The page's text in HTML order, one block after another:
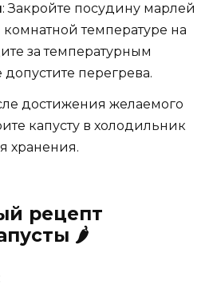
: Закройте посудину марлей
комнатной температуре на
за температурным
перегрева.
достижения желаемого
капусту в холодильник
хранения.
рецепт
🌶️